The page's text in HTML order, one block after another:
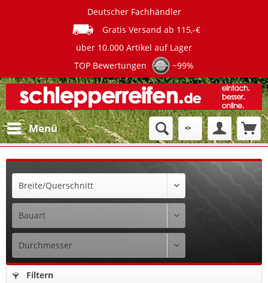
Deutscher Fachhändler
Gratis Versand ab 115,-€
über 10.000 Artikel auf Lager
TOP Bewertungen
~99%
Menü
Filtern